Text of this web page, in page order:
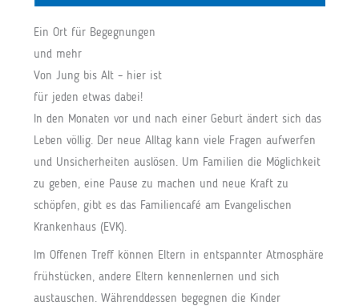
Ein Ort für Begegnungen
und mehr
Von Jung bis Alt – hier ist
für jeden etwas dabei!
In den Monaten vor und nach einer Geburt ändert sich das
Leben völlig. Der neue Alltag kann viele Fragen aufwerfen
und Unsicherheiten auslösen. Um Familien die Möglichkeit
zu geben, eine Pause zu machen und neue Kraft zu
schöpfen, gibt es das Familiencafé am Evangelischen
Krankenhaus (EVK).
Im Offenen Treff können Eltern in entspannter Atmosphäre
frühstücken, andere Eltern kennenlernen und sich
austauschen. Währenddessen begegnen die Kinder